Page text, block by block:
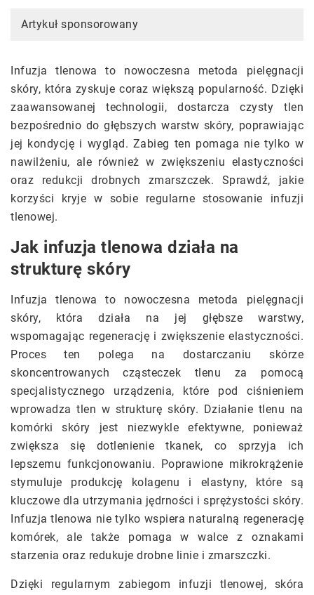
Artykuł sponsorowany
Infuzja tlenowa to nowoczesna metoda pielęgnacji
skóry, która zyskuje coraz większą popularność. Dzięki
zaawansowanej technologii, dostarcza czysty tlen
bezpośrednio do głębszych warstw skóry, poprawiając
jej kondycję i wygląd. Zabieg ten pomaga nie tylko w
nawilżeniu, ale również w zwiększeniu elastyczności
oraz redukcji drobnych zmarszczek. Sprawdź, jakie
korzyści kryje w sobie regularne stosowanie infuzji
tlenowej.
Jak infuzja tlenowa działa na
strukturę skóry
Infuzja tlenowa to nowoczesna metoda pielęgnacji
skóry, która działa na jej głębsze warstwy,
wspomagając regenerację i zwiększenie elastyczności.
Proces ten polega na dostarczaniu skórze
skoncentrowanych cząsteczek tlenu za pomocą
specjalistycznego urządzenia, które pod ciśnieniem
wprowadza tlen w strukturę skóry. Działanie tlenu na
komórki skóry jest niezwykle efektywne, ponieważ
zwiększa się dotlenienie tkanek, co sprzyja ich
lepszemu funkcjonowaniu. Poprawione mikrokrążenie
stymuluje produkcję kolagenu i elastyny, które są
kluczowe dla utrzymania jędrności i sprężystości skóry.
Infuzja tlenowa nie tylko wspiera naturalną regenerację
komórek, ale także pomaga w walce z oznakami
starzenia oraz redukuje drobne linie i zmarszczki.
Dzięki regularnym zabiegom infuzji tlenowej, skóra